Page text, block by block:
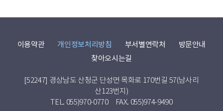
이용약관 개인정보처리방침 부서별연락처
방문안내
찾아오시는길
[52247] 경상남도 산청군 단성면 목화로 170번길 57(남사리
산123번지)
TEL. 055)970-0770
FAX. 055)974-9490